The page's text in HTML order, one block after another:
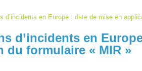
d’incidents en Europe : date de mise en
d’incidents en
du formulaire « MIR »